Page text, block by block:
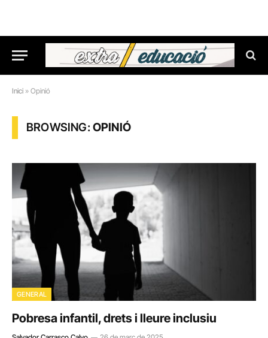
Inici » Opinió
BROWSING:OPINIÓ
GENERAL
Pobresa infantil, drets i lleure inclusiu